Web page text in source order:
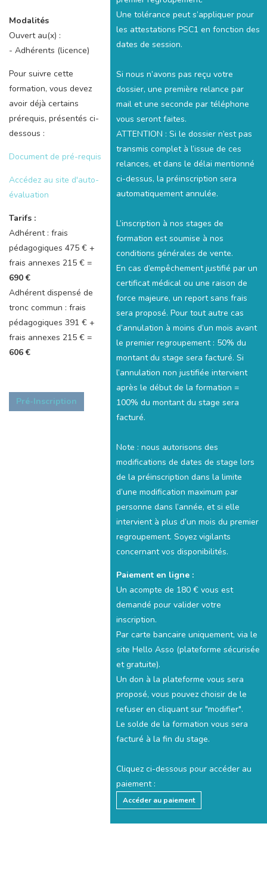
Modalités
Ouvert au(x) :
- Adhérents (licence)
Pour suivre cette
formation, vous devez
avoir déjà certains
prérequis, présentés ci-
dessous :
Document de pré-requis
Accédez au site d'auto-
évaluation
Tarifs :
Adhérent : frais
pédagogiques 475 € +
frais annexes 215 € =
690 €
Adhérent dispensé de
tronc commun : frais
pédagogiques 391 € +
frais annexes 215 € =
606 €
Pré-Inscription
Une tolérance peut s’appliquer pour
les attestations PSC1 en fonction des
dates de session.
Si nous n’avons pas reçu votre
dossier, une première relance par
mail et une seconde par téléphone
vous seront faites.
ATTENTION : Si le dossier n’est pas
transmis complet à l’issue de ces
relances, et dans le délai mentionné
ci-dessus, la préinscription sera
automatiquement annulée.
L’inscription à nos stages de
formation est soumise à nos
conditions générales de vente.
En cas d’empêchement justifié par un
certificat médical ou une raison de
force majeure, un report sans frais
sera proposé. Pour tout autre cas
d’annulation à moins d’un mois avant
le premier regroupement : 50% du
montant du stage sera facturé. Si
l’annulation non justifiée intervient
après le début de la formation =
100% du montant du stage sera
facturé.
Note : nous autorisons des
modifications de dates de stage lors
de la préinscription dans la limite
d’une modification maximum par
personne dans l’année, et si elle
intervient à plus d’un mois du premier
regroupement. Soyez vigilants
concernant vos disponibilités.
Paiement en ligne :
Un acompte de 180 € vous est
demandé pour valider votre
inscription.
Par carte bancaire uniquement, via le
site Hello Asso (plateforme sécurisée
et gratuite).
Un don à la plateforme vous sera
proposé, vous pouvez choisir de le
refuser en cliquant sur "modifier".
Le solde de la formation vous sera
facturé à la fin du stage.
Cliquez ci-dessous pour accéder au
paiement :
Accéder au paiement